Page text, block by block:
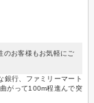
のお客様もお気軽にご
銀行、ファミリーマート
がって100m程進んで突